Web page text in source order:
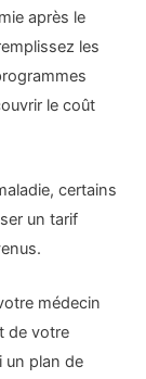
après le
les
le coût
certains
un tarif
médecin
de votre
un plan de